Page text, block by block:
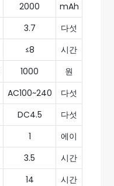
2000
mAh
3.7
다섯
≤8
시간
1000
원
AC100~240
다섯
DC4.5
다섯
1
에이
3.5
시간
14
시간